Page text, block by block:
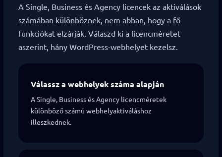
A Single, Business és Agency licencek az aktiválások
számában különböznek, nem abban, hogy a fő
funkciókat elzárják. Válaszd ki a licencméretet
aszerint, hány WordPress-webhelyet kezelsz.
Válassz a webhelyek száma alapján
A Single, Business és Agency licencméretek
különböző számú webhelyaktiváláshoz
illeszkednek.